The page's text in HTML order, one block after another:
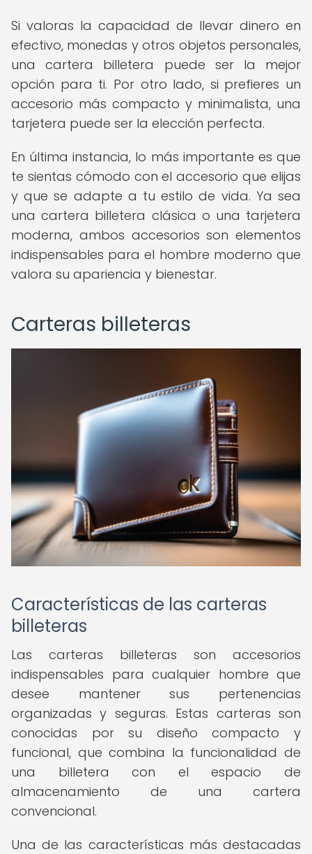
Si valoras la capacidad de llevar dinero en
efectivo, monedas y otros objetos personales,
una cartera billetera puede ser la mejor
opción para ti. Por otro lado, si prefieres un
accesorio más compacto y minimalista, una
tarjetera puede ser la elección perfecta.
En última instancia, lo más importante es que
te sientas cómodo con el accesorio que elijas
y que se adapte a tu estilo de vida. Ya sea
una cartera billetera clásica o una tarjetera
moderna, ambos accesorios son elementos
indispensables para el hombre moderno que
valora su apariencia y bienestar.
Carteras billeteras
Características de las carteras
billeteras
Las carteras billeteras son accesorios
indispensables para cualquier hombre que
desee mantener sus pertenencias
organizadas y seguras. Estas carteras son
conocidas por su diseño compacto y
funcional, que combina la funcionalidad de
una billetera con el espacio de
almacenamiento de una cartera
convencional.
Una de las características más destacadas